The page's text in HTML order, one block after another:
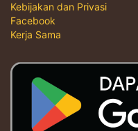
Kebijakan dan Privasi
Facebook
Kerja Sama